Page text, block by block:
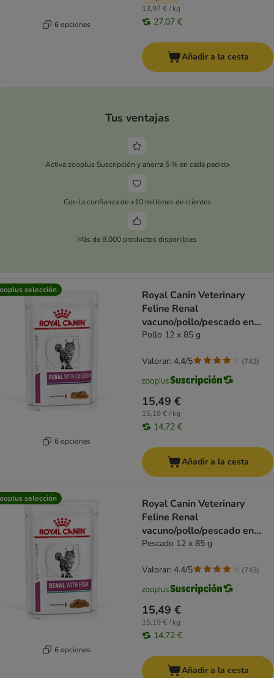
6 opciones
13,97 € / kg
27,07 €
Añadir a la cesta
Tus ventajas
Activa zooplus Suscripción y ahorra 5 % en cada pedido
Con la confianza de +10 millones de clientes
Más de 8.000 productos disponibles
selección
6 opciones
Royal Canin Veterinary
Feline Renal
vacuno/pollo/pescado en
salsa
Pollo 12 x 85 g
15,49 €
15,19 € / kg
14,72 €
Valorar: 4.4/5 (743)
Añadir a la cesta
selección
6 opciones
Royal Canin Veterinary
Feline Renal
vacuno/pollo/pescado en
salsa
Pescado 12 x 85 g
15,49 €
15,19 € / kg
14,72 €
Valorar: 4.4/5 (743)
Añadir a la cesta